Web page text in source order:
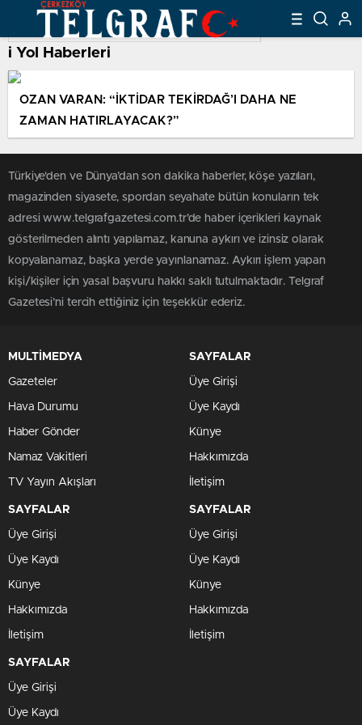
i Yol Haberleri
OZAN VARAN: “İKTİDAR TEKİRDAĞ’I DAHA NE
ZAMAN HATIRLAYACAK?”
Türkiye'den ve Dünya’dan son dakika haberler, köşe yazıları,
magazinden siyasete, spordan seyahate bütün konuların tek
adresi www.telgrafgazetesi.com.tr’de haber içerikleri kaynak
gösterilmeden alıntı yapılamaz, kanuna aykırı ve izinsiz olarak
kopyalanamaz, başka yerde yayınlanamaz. Aykırı işlem yapan
kişi/kişiler için yasal başvuru hakkı saklı tutulmaktadır. Telgraf
Gazetesi’ni tercih ettiğiniz için teşekkür ederiz.
MULTİMEDYA
Gazeteler
Hava Durumu
Haber Gönder
Namaz Vakitleri
TV Yayın Akışları
SAYFALAR
Üye Girişi
Üye Kaydı
Künye
Hakkımızda
İletişim
SAYFALAR
Üye Girişi
Üye Kaydı
Künye
Hakkımızda
İletişim
SAYFALAR
Üye Girişi
Üye Kaydı
Künye
Hakkımızda
İletişim
SAYFALAR
Üye Girişi
Üye Kaydı